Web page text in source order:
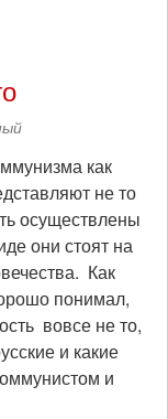
как
не то
осуществлены
они стоят на
Как
понимал,
вовсе не то,
и какие
и